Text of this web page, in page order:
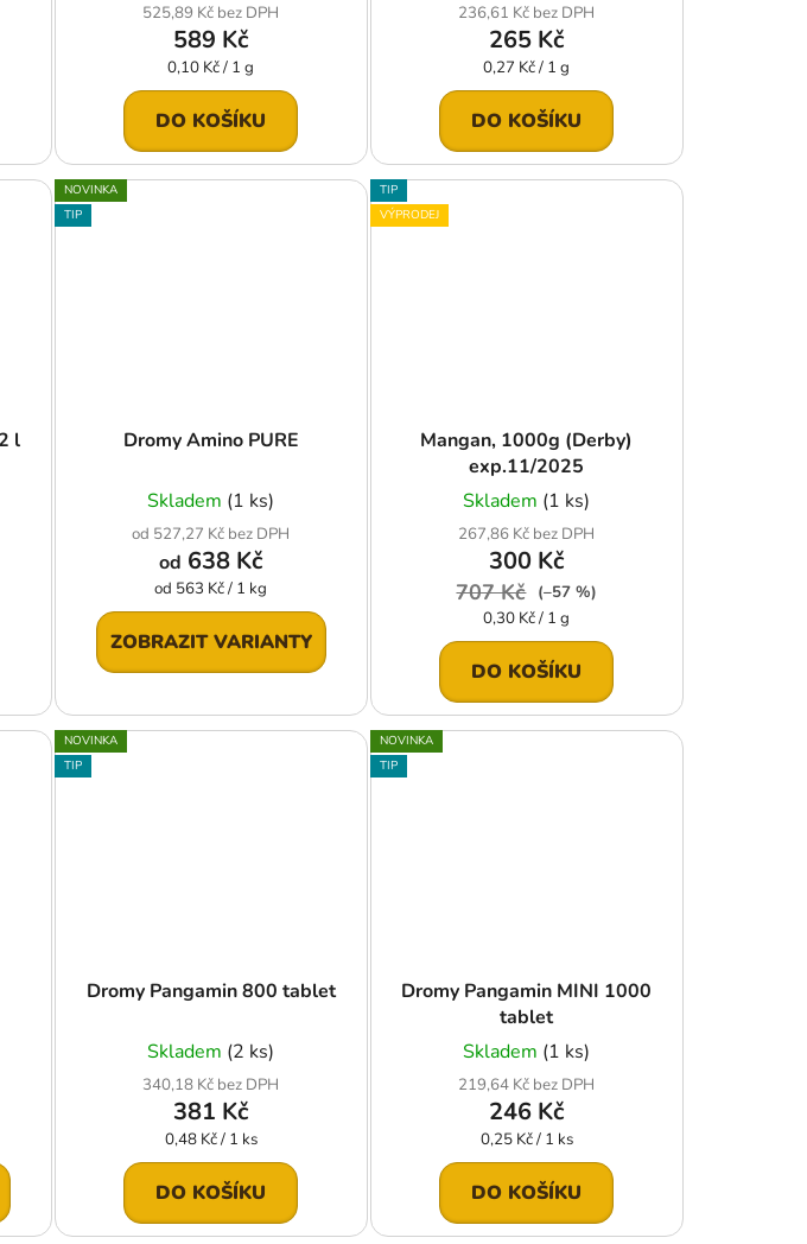
525,89 Kč bez DPH
589 Kč
Měrná
cena:
0,10 Kč / 1 g
DO KOŠÍKU
236,61 Kč bez DPH
265 Kč
Měrná
cena:
0,27 Kč / 1 g
DO KOŠÍKU
l
NOVINKA
TIP
Dromy Amino PURE
Skladem (1 ks)
od 527,27 Kč bez DPH
od 638 Kč
Měrná
cena:
od 563 Kč / 1 kg
ZOBRAZIT VARIANTY
TIP
VÝPRODEJ
Mangan, 1000g (Derby)
exp.11/2025
Skladem (1 ks)
267,86 Kč bez DPH
300 Kč
707 Kč (–57 %)
Měrná
cena:
0,30 Kč / 1 g
DO KOŠÍKU
NOVINKA
TIP
Dromy Pangamin 800 tablet
Skladem (2 ks)
340,18 Kč bez DPH
381 Kč
Měrná
cena:
0,48 Kč / 1 ks
DO KOŠÍKU
NOVINKA
TIP
Dromy Pangamin MINI 1000
tablet
Skladem (1 ks)
219,64 Kč bez DPH
246 Kč
Měrná
cena:
0,25 Kč / 1 ks
DO KOŠÍKU